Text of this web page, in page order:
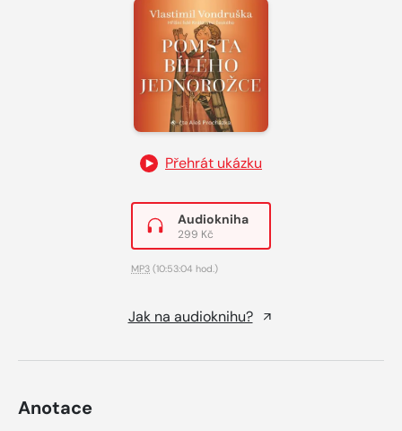
Přehrát ukázku
Audiokniha
299 Kč
MP3 (10:53:04 hod.)
Jak na audioknihu?
Anotace